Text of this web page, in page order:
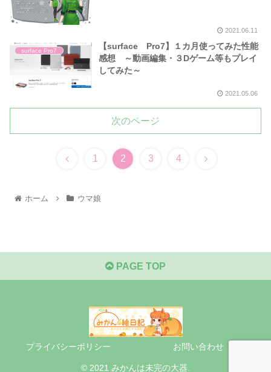
2021.06.11
surface Pro7
【surface Pro7】１カ月使ってみた性能
感想 ～動画編集・３Dゲーム等もプレイ
してみた～
2021.05.06
次のページ
1 2 3 4
ホーム ウマ娘
PAGE TOP
プライバシーポリシー お問い合わせ
© 2021 みかんは未完の大器.